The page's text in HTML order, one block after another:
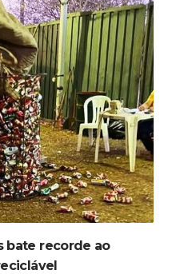
bate recorde ao